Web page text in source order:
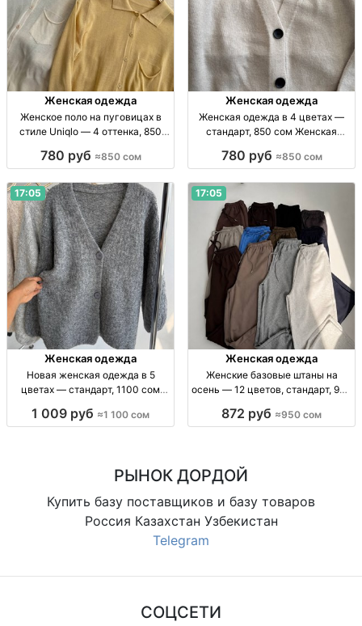
Женская одежда
Женское поло на пуговицах в
стиле Uniqlo — 4 оттенка, 850
стандартный р-р, 4 оттенка,
сом.
780 руб ≈850 сом
Женская одежда
Женская одежда в 4 цветах —
стандарт, 850 сом Женская
собств. пр-во, 850 сом
780 руб ≈850 сом
17:05
Женская одежда
Новая женская одежда в 5
цветах — стандарт, 1100 сом
5 цв., огр. партия, 1100 сом
1 009 руб ≈1 100 сом
17:05
Женская одежда
Женские базовые штаны на
осень — 12 цветов, стандарт, 950
стандарт, 12 цв., собств. пр-во,
872 руб ≈950 сом
РЫНОК ДОРДОЙ
Купить базу поставщиков и базу товаров
Россия Казахстан Узбекистан
Telegram
СОЦСЕТИ